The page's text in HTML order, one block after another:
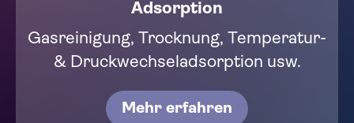
Adsorption​​
Gasreinigung, Trocknung, Temperatur-
& Druckwechseladsorption usw.​
Mehr erfahren